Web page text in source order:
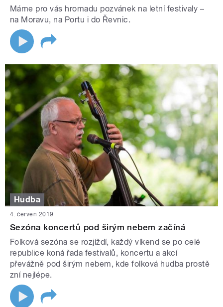
Máme pro vás hromadu pozvánek na letní festivaly –
na Moravu, na Portu i do Řevnic.
Hudba
4. červen 2019
Sezóna koncertů pod širým nebem začíná
Folková sezóna se rozjíždí, každý víkend se po celé
republice koná řada festivalů, koncertu a akcí
převážně pod širým nebem, kde folková hudba prostě
zní nejlépe.